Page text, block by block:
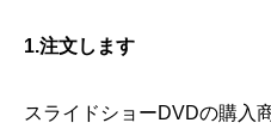
1.注文します
スライドショーDVDの購入